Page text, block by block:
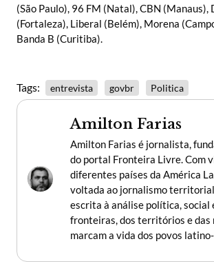
(São Paulo), 96 FM (Natal), CBN (Manaus),
(Fortaleza), Liberal (Belém), Morena
Banda B (Curitiba).
Tags: entrevista govbr Politica
Amilton Farias
Amilton Farias é jornalista,
do portal Fronteira Livre. Com
diferentes países da América
voltada ao jornalismo
escrita à análise política, social
fronteiras, dos territórios e das
marcam a vida dos povos